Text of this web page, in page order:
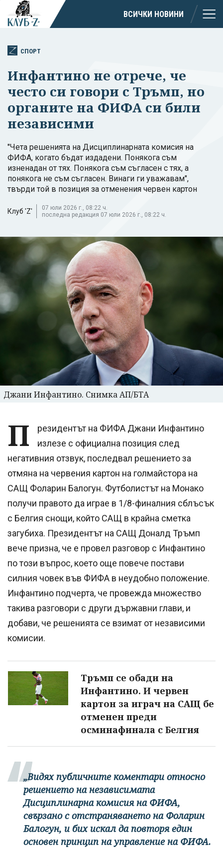
ВСИЧКИ НОВИНИ
СПОРТ
Инфантино не отрече, че
често си говори с Тръмп, но
органите на ФИФА си били
независими
"Чета решенията на Дисциплинарната комисия на
ФИФА, когато бъдат издадени. Понякога съм
изненадан от тях. Понякога съм съгласен с тях, а
понякога не съм съгласен. Винаги ги уважавам",
твърди той в позиция за отменения червен картон
Клуб 'Z'
07 юли 2026 г., 08:22 ч.
последна редакция 07 юли 2026 г., 08:22 ч.
Джани Инфантино. Снимка АП/БТА
П
резидентът на ФИФА Джани Инфантино
излезе с официална позиция след
негативния отзвук, последвал решението за
отмяна на червения картон на голмайстора на
САЩ Фоларин Балогун. Футболистът на Монако
получи правото да играе в 1/8-финалния сблъсък
с Белгия снощи, който САЩ в крайна сметка
загубиха. Президентът на САЩ Доналд Тръмп
вече призна, че е провел разговор с Инфантино
по този въпрос, което още повече постави
силния човек във ФИФА в неудобно положение.
Инфантино подчерта, че провежда множество
такива разговори с други държавни глави, и
добави, че решенията се взимат от независими
комисии.
Тръмп се обади на
Инфантино. И червен
картон за играч на САЩ бе
отменен преди
осминафинала с Белгия
„Видях публичните коментари относно
решението на независимата
Дисциплинарна комисия на ФИФА,
свързано с отстраняването на Фоларин
Балогун, и бих искал да повторя един
основен принцип на управление на ФИФА.